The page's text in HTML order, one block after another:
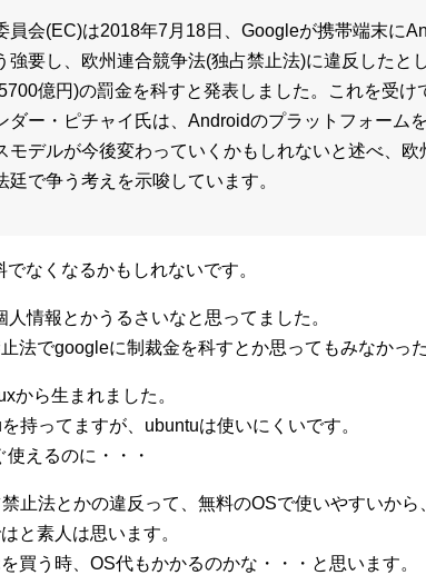
員会(EC)は2018年7月18日、Googleが携帯端末に
強要し、欧州連合競争法(独占禁止法)に違反したと
億円)の罰金を科すと発表しました。これを受け
ダー・ピチャイ氏は、Androidのプラットフォーム
モデルが今後変わっていくかもしれないと述べ、
廷で争う考えを示唆しています。
なくなるかもしれないです。
人情報とかうるさいなと思ってました。
法でgoogleに制裁金を科すとか思ってもみなかった
から生まれました。
持ってますが、ubuntuは使いにくいです。
えるのに・・・
止法とかの違反って、無料のOSで使いやすいから
と素人は思います。
買う時、OS代もかかるのかな・・・と思います。